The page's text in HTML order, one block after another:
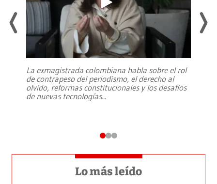
La exmagistrada colombiana habla sobre el rol
de contrapeso del periodismo, el derecho al
olvido, reformas constitucionales y los desafíos
de nuevas tecnologías...
Lo más leído